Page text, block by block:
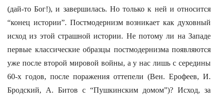
(дай-то Бог!), и завершилась. Но только к ней и относится
“конец истории”. Постмодернизм возникает как духовный
исход из этой страшной истории. Не потому ли на Западе
первые классические образцы постмодернизма появляются
уже после второй мировой войны, а у нас лишь с середины
60-х годов, после поражения оттепели (Вен. Ерофеев, И.
Бродский, А. Битов с “Пушкинским домом”)? Исход, за